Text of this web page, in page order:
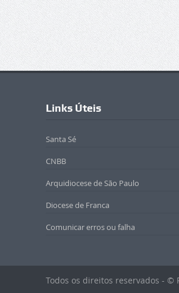
Links Úteis
Santa Sé
CNBB
Arquidiocese de São Paulo
Diocese de Franca
Comunicar erros ou falha
Todos os direitos reservados - ©